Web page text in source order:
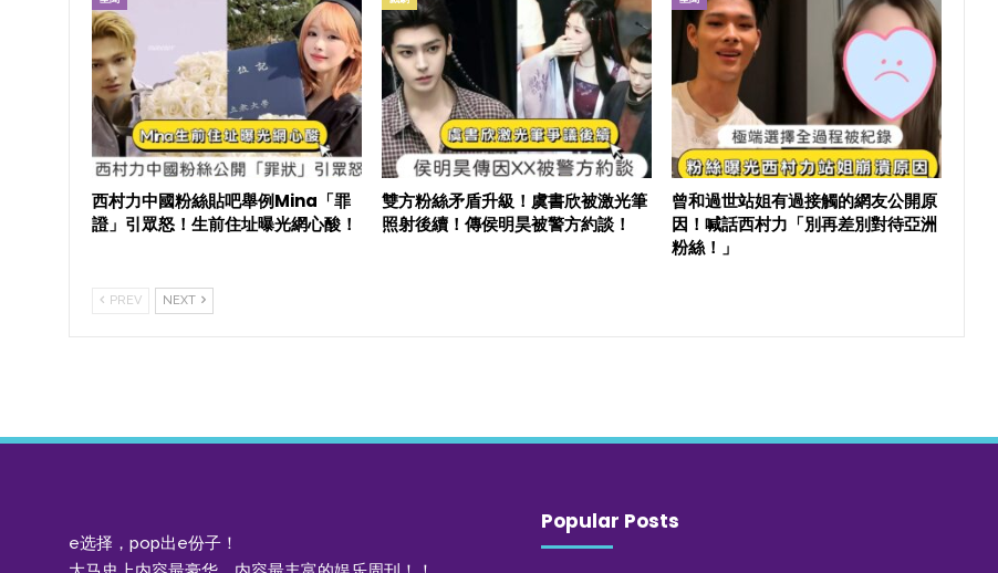
西村力中國粉絲貼吧舉例Mina「罪
證」引眾怒！生前住址曝光網心酸！
雙方粉絲矛盾升級！虞書欣被激光筆
照射後續！傳侯明昊被警方約談！
曾和過世站姐有過接觸的網友公開原
因！喊話西村力「別再差別對待亞洲
粉絲！」
PREV NEXT
e选择，pop出e份子！
Popular Posts